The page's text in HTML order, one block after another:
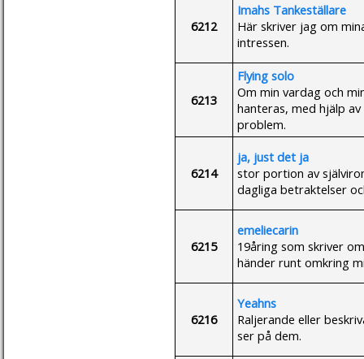
6212
Imahs Tankeställare
Här skriver jag om
intressen.
6213
Flying solo
Om min vardag och
hanteras, med hjälp
problem.
6214
ja, just det ja
stor portion av
dagliga betraktelser
6215
emeliecarin
19åring som skriver
händer runt omkring
6216
Yeahns
Raljerande eller
ser på dem.